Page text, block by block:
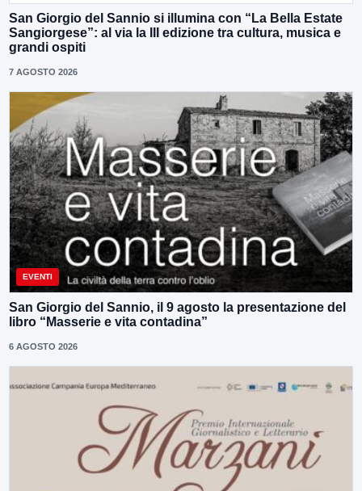
San Giorgio del Sannio si illumina con “La Bella Estate
Sangiorgese”: al via la III edizione tra cultura, musica e
grandi ospiti
7 AGOSTO 2026
EVENTI
San Giorgio del Sannio, il 9 agosto la presentazione del
libro “Masserie e vita contadina”
6 AGOSTO 2026